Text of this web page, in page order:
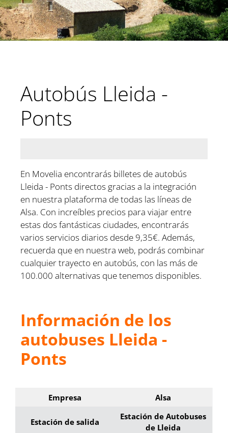
Autobús Lleida -
Ponts
En Movelia encontrarás billetes de autobús
Lleida - Ponts directos gracias a la integración
en nuestra plataforma de todas las líneas de
Alsa. Con increíbles precios para viajar entre
estas dos fantásticas ciudades, encontrarás
varios servicios diarios desde 9,35€. Además,
recuerda que en nuestra web, podrás combinar
cualquier trayecto en autobús, con las más de
100.000 alternativas que tenemos disponibles.
Información de los
autobuses Lleida -
Ponts
Empresa Alsa
Estación de salida
Estación de Autobuses
de Lleida